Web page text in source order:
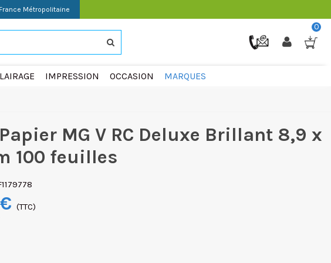
Métropolitaine
0
IMPRESSION OCCASION MARQUES
MG V RC Deluxe Brillant 8,9 x
100 feuilles
(TTC)